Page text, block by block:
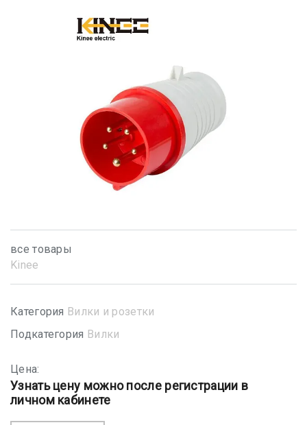
все товары
Kinee
Категория Вилки и розетки
Подкатегория Вилки
Цена:
Узнать цену можно после регистрации в
личном кабинете